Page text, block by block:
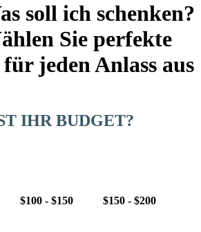
soll ich schenken?
Sie perfekte
für jeden Anlass aus
IHR BUDGET?
$100 - $150 $150 - $200